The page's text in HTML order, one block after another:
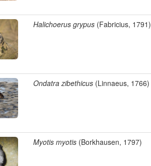
Halichoerus grypus (Fabricius, 1791)
Ondatra zibethicus (Linnaeus, 1766)
Myotis myotis (Borkhausen, 1797)